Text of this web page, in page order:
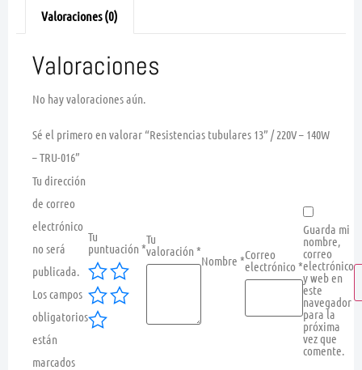
Valoraciones (0)
Valoraciones
No hay valoraciones aún.
Sé el primero en valorar “Resistencias tubulares 13” / 220V – 140W
– TRU-016”
Tu dirección
de correo
electrónico
no será
publicada.
Los campos
obligatorios
están
marcados
Tu
puntuación *
Tu
valoración *
Nombre *Correo
electrónico *
Guarda mi
nombre,
correo
electrónico
y web en
este
navegador
para la
próxima
vez que
comente.